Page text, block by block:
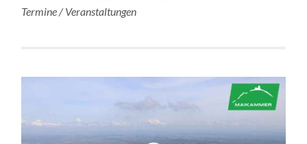
Termine / Veranstaltungen